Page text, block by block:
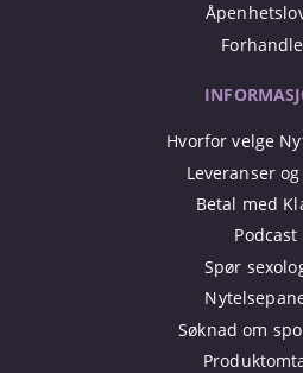
Hvorfor velge
Leveranser
Betal med
Podcast
Spør
Søknad om